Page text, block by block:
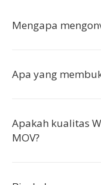
Mengapa
Apa yang
Apakah kualitas
MOV?